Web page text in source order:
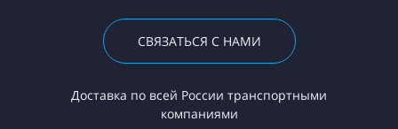
СВЯЗАТЬСЯ С НАМИ
Доставка по всей России транспортными
компаниями